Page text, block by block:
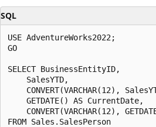
SQL
USE AdventureWorks2022;
GO
SELECT BusinessEntityID,
    SalesYTD,
CONVERT(VARCHAR(12),
    GETDATE() AS CurrentDate,
CONVERT(VARCHAR(12),
FROM Sales.SalesPerson